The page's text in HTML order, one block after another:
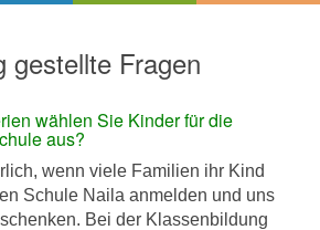
gestellte Fragen
wählen Sie Kinder für die
aus?
wenn viele Familien ihr Kind
Schule Naila anmelden und uns
Bei der Klassenbildung